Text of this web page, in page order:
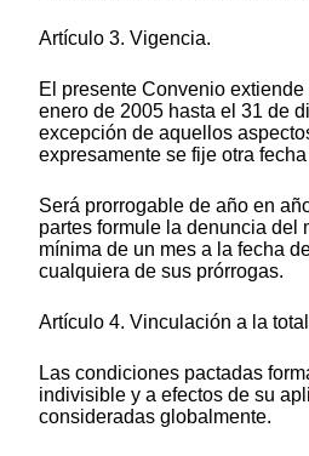
Artículo 3. Vigencia.
El presente Convenio
enero de 2005 hasta el 31 de
excepción de aquellos
expresamente se fije otra
Será prorrogable de año en
partes formule la denuncia del
mínima de un mes a la fecha
cualquiera de sus prórrogas.
Artículo 4. Vinculación a la
Las condiciones pactadas
indivisible y a efectos de su
consideradas globalmente.